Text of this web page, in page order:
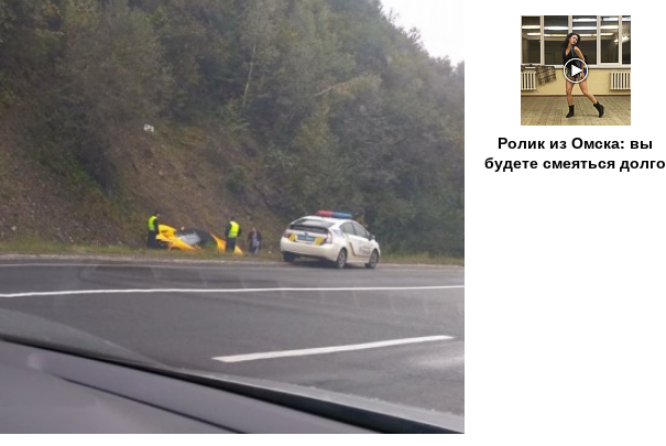
Ролик из Омска: вы
будете смеяться долго